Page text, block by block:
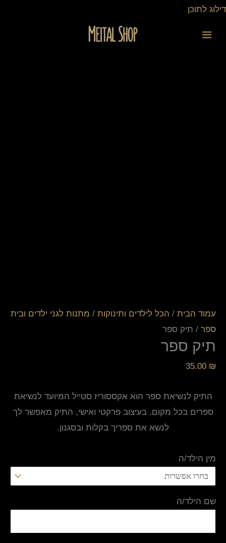
דילוג לתוכן
דילוג
עמוד הבית / הכל לילדים ותינוקות / מתנות לגני ילדים ובית
ספר / תיק ספר
תיק ספר
35.00 ₪
התיק לנשיאת ספר הוא אקססוריז סטייל המיועד לנשיאת
ספרים בכל מקום. בעיצוב פרקטי ואישי, התיק מאפשר לך
לנשא את ספריך בקלות ובסגנון.
מין הילד/ה
שם הילד/ה
של